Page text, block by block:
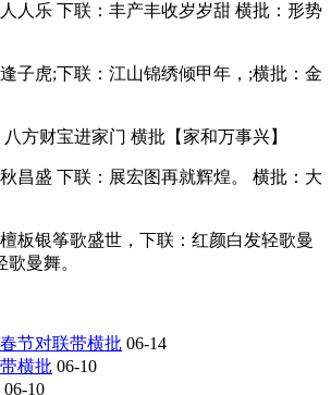
人乐 下联：丰产丰收岁岁甜 横批：形势
子虎;下联：江山锦绣倾甲年，;横批：金
方财宝进家门 横批【家和万事兴】
昌盛 下联：展宏图再就辉煌。 横批：大
板银筝歌盛世，下联：红颜白发轻歌曼
曼舞。
节对联带横批 06-14
横批 06-10
06-10